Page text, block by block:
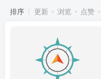
排序 更新 浏览 点赞